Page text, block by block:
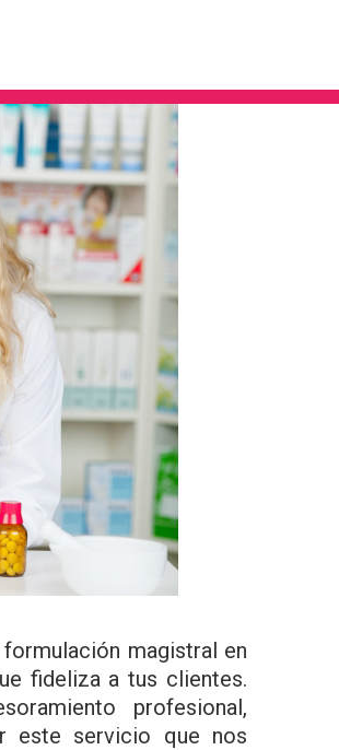
magistral en
fideliza a tus clientes.
profesional,
este servicio que nos